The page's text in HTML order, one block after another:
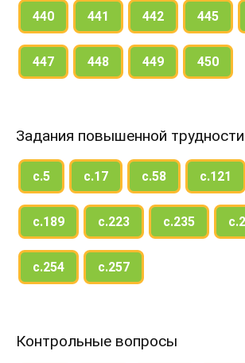
440 441 442 445
447 448 449 450
Задания повышенной трудности
с.5 с.17 с.58 с.121
с.189 с.223 с.235
с.254 с.257
Контрольные вопросы